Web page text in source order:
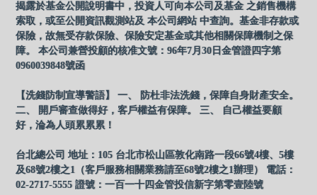
揭露於基金公開說明書中，投資人可向本公司及基金 之銷售機構
索取，或至公開資訊觀測站及 本公司網站 中查詢。基金非存款或
保險，故無受存款保險、保險安定基金或其他相關保障機制之保
障。 本公司兼營投顧的核准文號：96年7月30日金管證四字第
0960039848號函
【洗錢防制宣導警語】 一、 防杜非法洗錢，保障自身財產安全。
二、 開戶審查做得好，客戶權益有保障。 三、 自己權益要顧
好，淪為人頭累累累！
台北總公司 地址：105 台北市松山區敦化南路一段66號4樓、5樓
及68號2樓之1（客戶服務相關業務請至68號2樓之1辦理） 電話：
02-2717-5555 證號：一百一十四金管投信新字第零壹陸號